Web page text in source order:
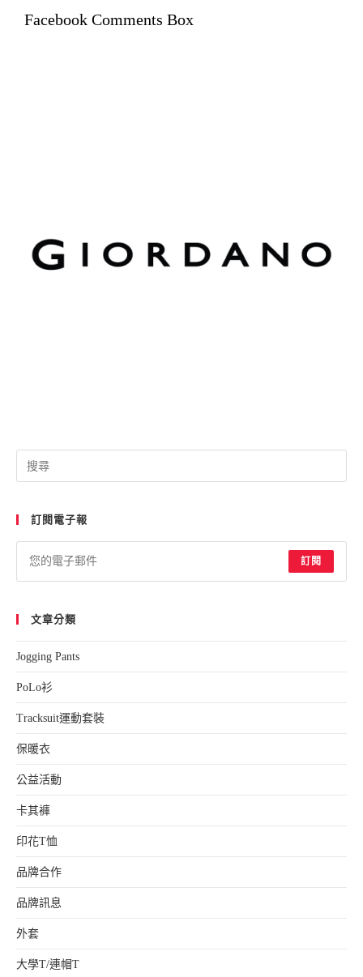
Facebook Comments Box
the
訂閱電子報
訂閱
文章分類
Jogging Pants
PoLo衫
Tracksuit運動套裝
保暖衣
公益活動
卡其褲
印花T恤
品牌合作
品牌訊息
外套
大學T/連帽T